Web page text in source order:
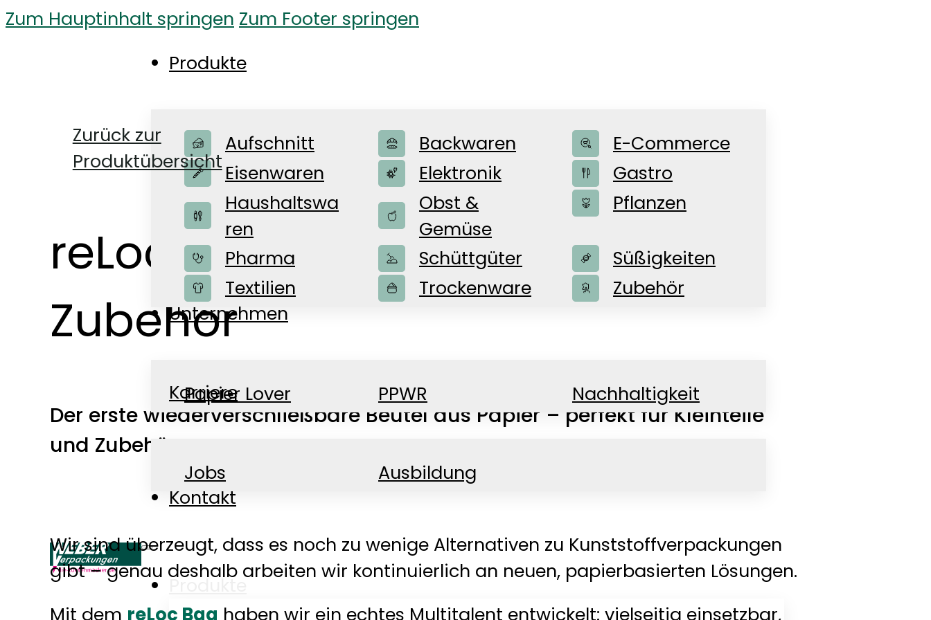
Zum Hauptinhalt springen Zum Footer springen
Produkte
Aufschnitt Backwaren
E-Commerce
Eisenwaren
Elektronik
Gastro
Haushaltswa
ren
Obst &
Gemüse
Pflanzen
Pharma Schüttgüter
Süßigkeiten
Textilien
Trockenware Zubehör
Shop
Unternehmen
Papier Lover PPWR Nachhaltigkeit
Karriere
Jobs Ausbildung
News
Kontakt
Produkte
Zurück zur
Produktübersicht
reLoc Bag für Kleinteile und
Zubehör
Der erste wiederverschließbare Beutel aus Papier – perfekt für Kleinteile
und Zubehör.
Wir sind überzeugt, dass es noch zu wenige Alternativen zu Kunststoffverpackungen
gibt – genau deshalb arbeiten wir kontinuierlich an neuen, papierbasierten Lösungen.
Mit dem reLoc Bag haben wir ein echtes Multitalent entwickelt: vielseitig einsetzbar,